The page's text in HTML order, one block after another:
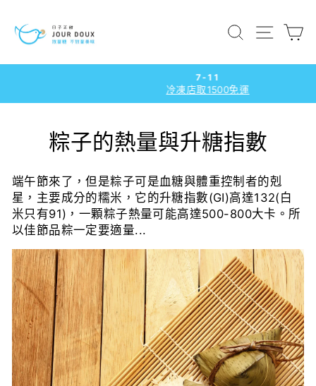
搜尋 網站
暫
放
燈
片
冷凍店取1500免運
粽子的熱量與升糖指數
端午節來了，但是粽子可是血糖與體重控制者的剋
星，主要成分的糯米，它的升糖指數(GI)高達132(白
米只有91)，一顆粽子熱量可能高達500-800大卡。所
以佳節品粽一定要適量...